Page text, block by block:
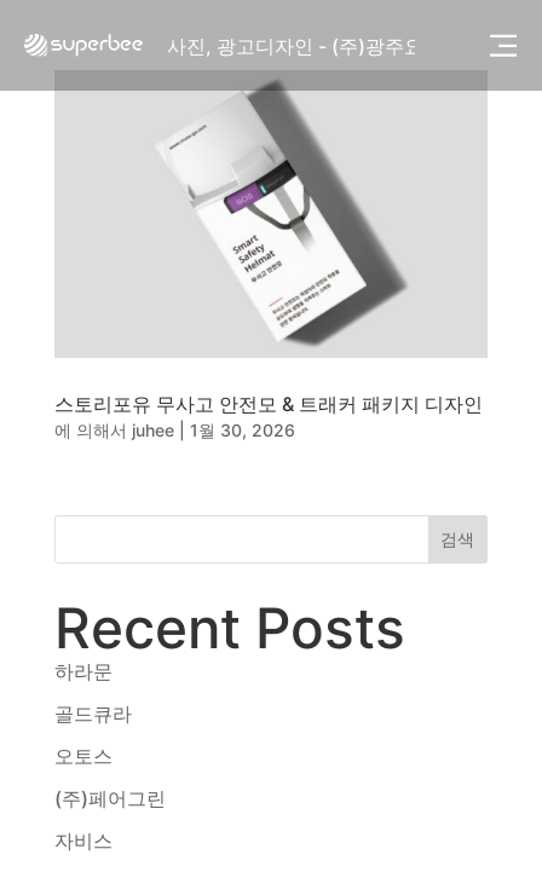
사진, 광고디자인 - (주)광주요
제품디자인 - 삼성전자㈜
동영상, CI - 카피어랜드㈜
동영상, 홈페이지 - (주)분독
동영상, 카탈로그 - 피자마루
웹사이트 - 백조씽크
사진, 광고디자인 - 중외제약
패키지, 디자인 - 고려은단
동영상 - (주)듀오백
동영상 - ㈜고피자
동영상 - 모모스커피㈜
동영상 - 킷캣
사진, 광고디자인 - (주)화요
동영상, CI - 카피어랜드㈜
동영상, 카탈로그 - 피자마루
웹사이트 - 백조씽크
스토리포유 무사고 안전모 & 트래커 패키지 디자인
에 의해서 juhee| 1월 30, 2026
검색
Recent Posts
하라문
골드큐라
오토스
(주)페어그린
자비스